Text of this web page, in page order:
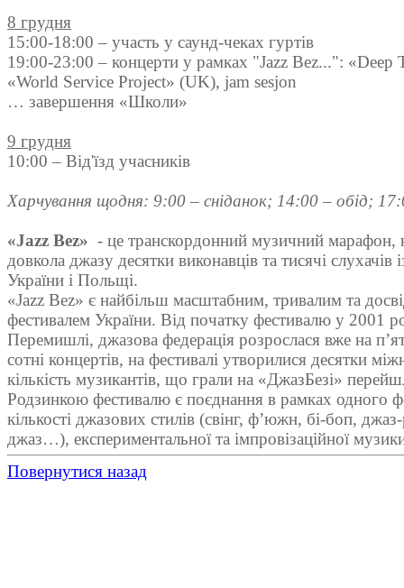
8 грудня
15:00-18:00 – участь у саунд-чеках гуртів
19:00-23:00 – концерти у рамках "Jazz Bez...": «Deep
«World Service Project» (UK), jam sesjon
… завершення «Школи»
9 грудня
10:00 – Від'їзд учасників
Харчування щодня: 9:00 – сніданок; 14:00 – обід;
«Jazz Bez» - це транскордонний музичний марафон,
довкола джазу десятки виконавців та тисячі слухачів
України і Польщі.
«Jazz Bez» є найбільш масштабним, тривалим та
фестивалем України. Від початку фестивалю у 2001
Перемишлі, джазова федерація розрослася вже на
сотні концертів, на фестивалі утворилися десятки
кількість музикантів, що грали на «ДжазБезі»
Родзинкою фестивалю є поєднання в рамках одного
кількості джазових стилів (свінг, ф’южн, бі-боп,
джаз…), експериментальної та імпровізаційної
Повернутися назад